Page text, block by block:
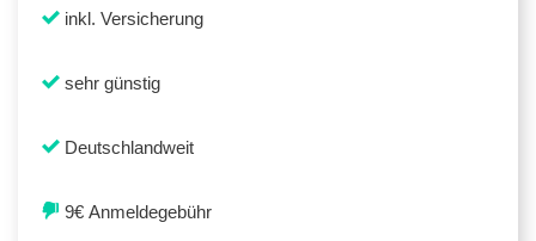
inkl. Versicherung
sehr günstig
Deutschlandweit
9€ Anmeldegebühr